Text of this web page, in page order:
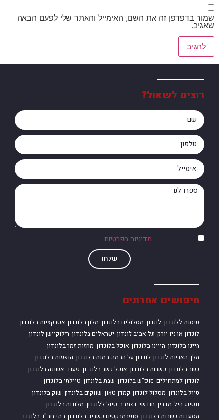
שמור בדפדפן זה את השם, האימייל והאתר שלי לפעם הבאה
שאגיב.
חיפושים אחרונים
טיסות ללונדון לונדון מסלולים בלונדון מלון בלונדון אטרקציות בלונדון
לונדון או ניו יורק תל אביב לונדון ישראלים בלונדון רילוקיישן לונדון
היינו בלונדון הייינו בלונדון אוכל בלונדון מחזות זמר בלונדון
מלך האריות לונדון לונדון על הבמה במות בלונדון הופעות בלונדון
כשר בלונדון כשרות בלונדון אוכל כשר בלונדון פעם ראשונה בלונדון
לונדון למתחילים סופ"ש בלונדון שבת בלונדון טיילתי בלונדון
טיול בלונדון מסלול לונדון קמדן טאון שווקים בלונדון שוק בלונדון
נוטינג היל מדריך חודשי דצמבר טיול ללונדון מלונות בלונדון
מסעדות כשרות בלונדון סופרמרקטים כשרים בלונדון בתי חב"ד בלונדון
רוצים לשאול?
מדיניות הפרטיות
שלחו